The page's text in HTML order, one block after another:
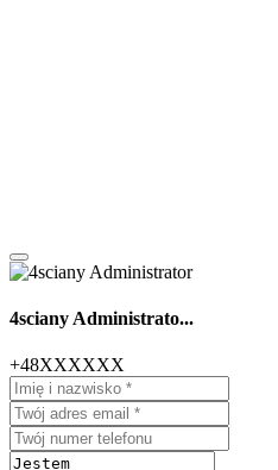
4sciany Administrato...
+48XXXXXX